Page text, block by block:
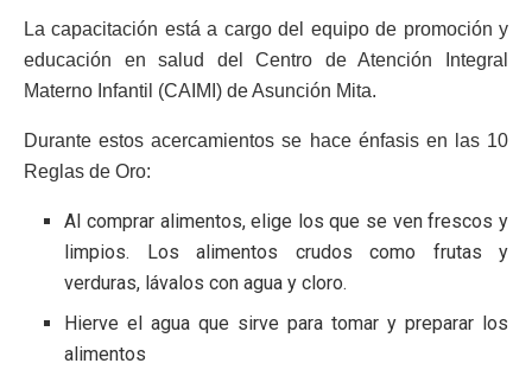
La capacitación está a cargo del equipo de promoción y
educación en salud del Centro de Atención Integral
Materno Infantil (CAIMI) de Asunción Mita.
Durante estos acercamientos se hace énfasis en las 10
Reglas de Oro:
Al comprar alimentos, elige los que se ven frescos y
limpios. Los alimentos crudos como frutas y
verduras, lávalos con agua y cloro.
Hierve el agua que sirve para tomar y preparar los
alimentos